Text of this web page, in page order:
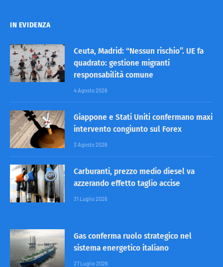
IN EVIDENZA
Ceuta, Madrid: “Nessun rischio”. UE fa
quadrato: gestione migranti
responsabilità comune
4 Agosto 2026
Giappone e Stati Uniti confermano maxi
intervento congiunto sul Forex
3 Agosto 2026
Carburanti, prezzo medio diesel va
azzerando effetto taglio accise
31 Luglio 2026
Gas conferma ruolo strategico nel
sistema energetico italiano
27 Luglio 2026